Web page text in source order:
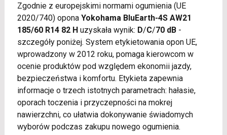
Zgodnie z europejskimi normami ogumienia (UE
2020/740) opona Yokohama BluEarth-4S AW21
185/60 R14 82 Huzyskała wynik: D/C/70 dB-
szczegóły poniżej. System etykietowania opon UE,
wprowadzony w 2012 roku, pomaga kierowcom w
ocenie produktów pod względem ekonomii jazdy,
bezpieczeństwa i komfortu. Etykieta zapewnia
informacje o trzech istotnych parametrach: hałasie,
oporach toczenia i przyczepności na mokrej
nawierzchni, co ułatwia dokonywanie świadomych
wyborów podczas zakupu nowego ogumienia.